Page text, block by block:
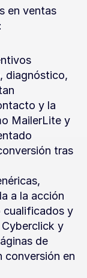
en ventas
diagnóstico,
y la
MailerLite y
tras
a la acción
cualificados y
y
de
conversión en